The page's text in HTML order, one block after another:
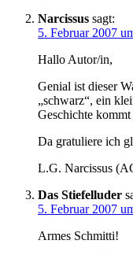
Narcissus sagt:
5. Februar 2007
Hallo Autor/in,
Genial ist dieser
„schwarz“, ein
Geschichte kommt
Da gratuliere ich
L.G. Narcissus
Das Stiefelluder
5. Februar 2007
Armes Schmitti!